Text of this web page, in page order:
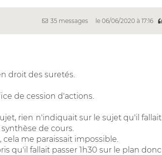
35 messages le 06/06/2020 à 17:16
droit des suretés.
de cession d'actions.
rien n'indiquait sur le sujet qu'il fallait
de cours.
me paraissait impossible.
qu'il fallait passer 1h30 sur le plan donc